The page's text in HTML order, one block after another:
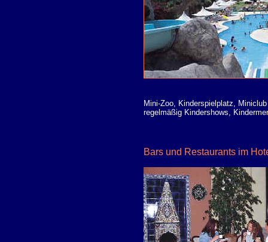
Mini-Zoo, Kinderspielplatz,
regelmäßig Kindershows,
Bars und Restaurants im